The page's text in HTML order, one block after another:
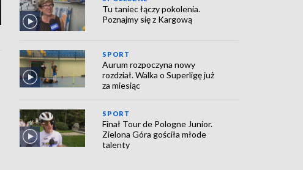
Tu taniec łączy pokolenia.
Poznajmy się z Kargową
SPORT
Aurum rozpoczyna nowy
rozdział. Walka o Superligę już
za miesiąc
SPORT
Finał Tour de Pologne Junior.
Zielona Góra gościła młode
talenty